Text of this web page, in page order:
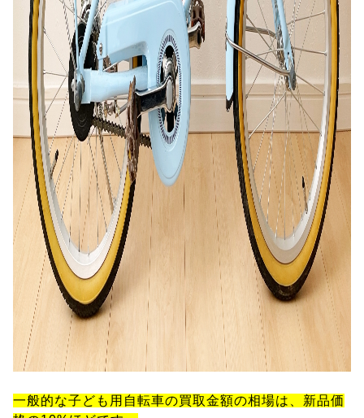
一般的な子ども用自転車の買取金額の相場は、新品価